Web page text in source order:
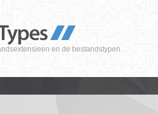
en de bestandstypen